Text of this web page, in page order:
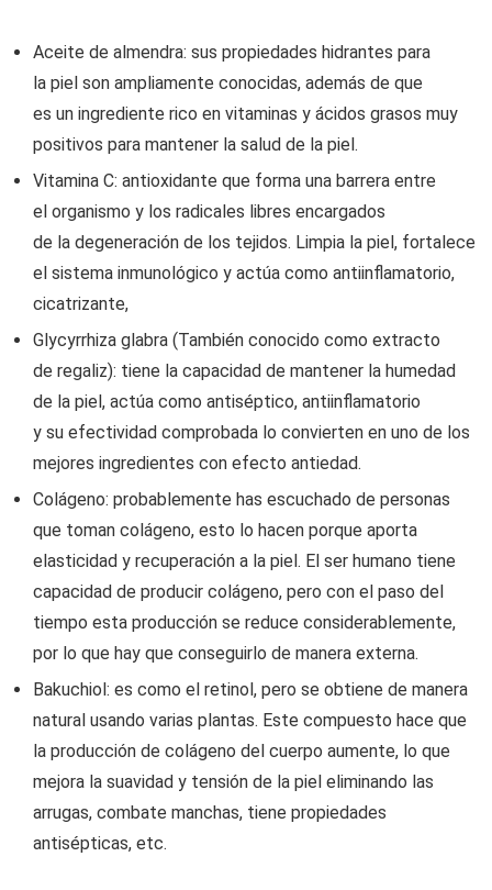
Aceite de almendra: sus propiedades hidrantes para
la piel son ampliamente conocidas, además de que
es un ingrediente rico en vitaminas y ácidos grasos muy
positivos para mantener la salud de la piel.
Vitamina C: antioxidante que forma una barrera entre
el organismo y los radicales libres encargados
de la degeneración de los tejidos. Limpia la piel, fortalece
el sistema inmunológico y actúa como antiinflamatorio,
cicatrizante,
Glycyrrhiza glabra (También conocido como extracto
de regaliz): tiene la capacidad de mantener la humedad
de la piel, actúa como antiséptico, antiinflamatorio
y su efectividad comprobada lo convierten en uno de los
mejores ingredientes con efecto antiedad.
Colágeno: probablemente has escuchado de personas
que toman colágeno, esto lo hacen porque aporta
elasticidad y recuperación a la piel. El ser humano tiene
capacidad de producir colágeno, pero con el paso del
tiempo esta producción se reduce considerablemente,
por lo que hay que conseguirlo de manera externa.
Bakuchiol: es como el retinol, pero se obtiene de manera
natural usando varias plantas. Este compuesto hace que
la producción de colágeno del cuerpo aumente, lo que
mejora la suavidad y tensión de la piel eliminando las
arrugas, combate manchas, tiene propiedades
antisépticas, etc.